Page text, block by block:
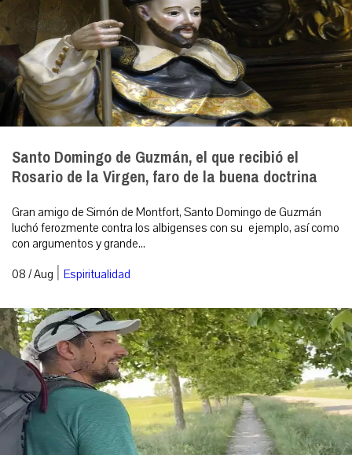
Santo Domingo de Guzmán, el que recibió el
Rosario de la Virgen, faro de la buena doctrina
Gran amigo de Simón de Montfort, Santo Domingo de Guzmán
luchó ferozmente contra los albigenses con su ejemplo, así como
con argumentos y grande...
08 / Aug | Espiritualidad